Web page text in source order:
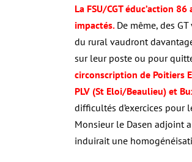
La FSU/CGT éduc’action
impactés. De même, des
du rural vaudront
sur leur poste ou pour
circonscription de Poitiers
PLV (St Eloi/Beaulieu) et
difficultés d’exercices pour
Monsieur le Dasen adjoint
induirait une